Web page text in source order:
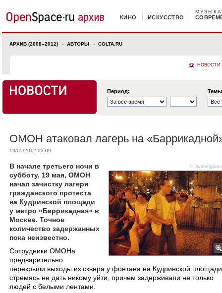
КИНО ИСКУССТВО
МУЗЫКА
АРХИВ (2008–2012) АВТОРЫ COLTA.RU
НОВОСТИ
Период:
ОМОН атаковал лагерь на
19/05/2012 03:09
©
В начале третьего ночи в
субботу, 19 мая, ОМОН
начал зачистку лагеря
гражданского протеста
на Кудринской площади
у метро «Баррикадная» в
Москве. Точное
количество задержанных
пока неизвестно.
​Сотрудники ОМОНа
предварительно
перекрыли выходы из сквера у фонтана на Кудринской
стремясь не дать никому уйти, причем задерживали не только
людей с белыми лентами.